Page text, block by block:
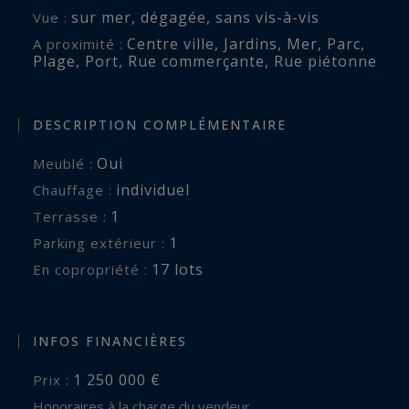
Vue : sur mer, dégagée, sans vis-à-vis
A proximité : Centre ville, Jardins, Mer, Parc,
Plage, Port, Rue commerçante, Rue piétonne
DESCRIPTION COMPLÉMENTAIRE
Meublé : Oui
Chauffage : individuel
terrasse : 1
parking extérieur : 1
En copropriété : 17 lots
INFOS FINANCIÈRES
Prix : 1 250 000 €